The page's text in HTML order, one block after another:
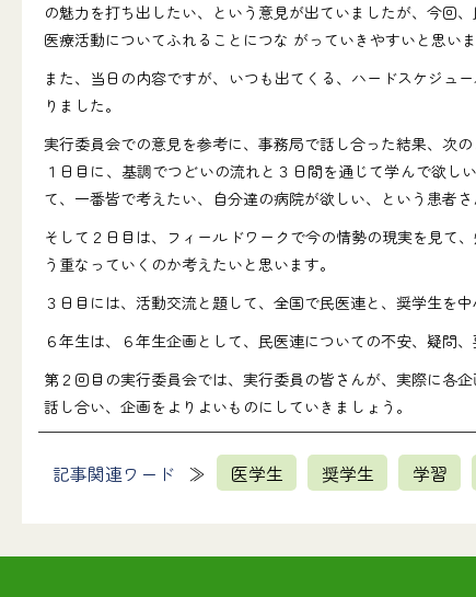
の魅力を打ち出したい、という意見が出ていましたが、今回
医療活動についてふれることにつな がっていきやすいと思いま
また、当日の内容ですが、いつも出てくる、ハードスケジュ
りました。
実行委員会での意見を参考に、事務局で話し合った結果、次の
１日目に、基調でつどいの流れと３日間を通じて学んで欲
て、一番皆で考えたい、自分達の病院が欲しい、という患者
そして２日目は、フィールドワークで今の情勢の現実を見て
う重なっていくのか考えたいと思います。
３日目には、活動交流と題して、全国で民医連と、奨学生を
６年生は、６年生企画として、民医連についての不安、疑問
第２回目の実行委員会では、実行委員の皆さんが、実際に各
話し合い、企画をよりよいものにしていきましょう。
記事関連ワード 医学生 奨学生 学習